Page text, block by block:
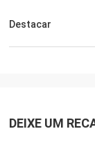
Destacar
DEIXE UM